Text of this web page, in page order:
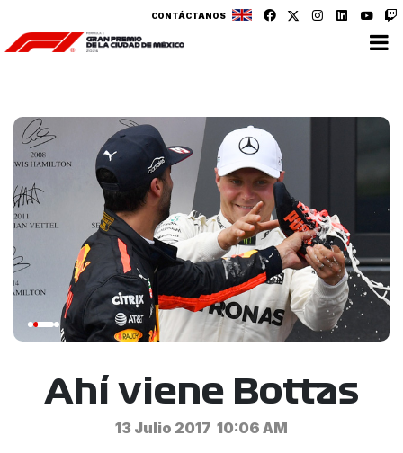
CONTÁCTANOS
Ahí viene Bottas
13 Julio 2017 10:06 AM